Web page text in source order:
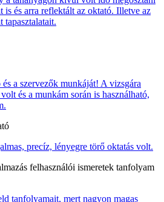
is és arra reflektált az oktató. Illetve az
tapasztalatait.
a szervezők munkáját! A vizsgára
és a munkám során is használható,
precíz, lényegre törő oktatás volt.
felhasználói ismeretek tanfolyam
tanfolyamait, mert nagyon magas